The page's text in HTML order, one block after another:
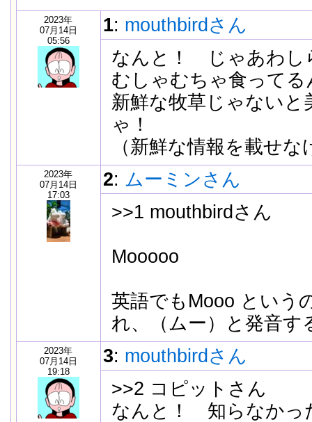
2023年
07月14日
05:56
1: mouthbirdさん
なんと！ じゃあわし
むしゃむちゃ食ってる
新鮮な牧草じゃない
ゃ！
（新鮮な情報を載せ
2023年
07月14日
17:03
2: ムーミンさん
>>1 mouthbirdさん
Mooooo
英語でもMooo という
れ、（ムー）と発音す
2023年
07月14日
19:18
3: mouthbirdさん
>>2 コピットさん
なんと！ 知らなかっ